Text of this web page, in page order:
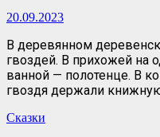
20.09.2023
В деревянном
гвоздей. В прихожей на
ванной — полотенце. В
гвоздя держали
Сказки